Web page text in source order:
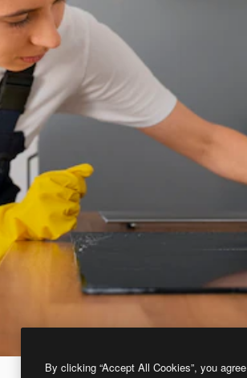
By clicking “Accept All Cookies”, you